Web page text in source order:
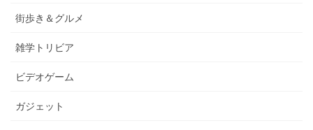
街歩き＆グルメ
雑学トリビア
ビデオゲーム
ガジェット